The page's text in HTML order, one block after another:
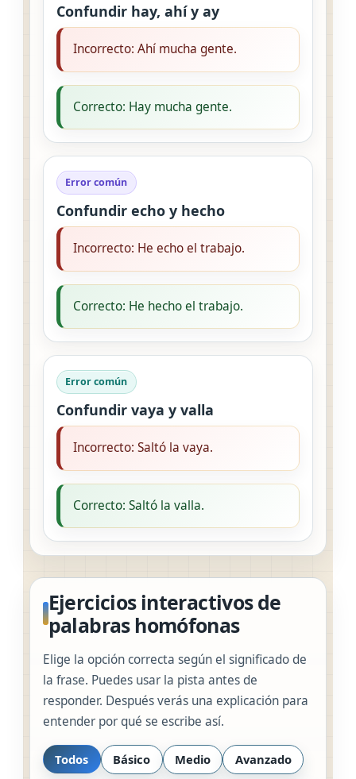
Confundir hay, ahí y ay
Incorrecto: Ahí mucha gente.
Correcto: Hay mucha gente.
Error común
Confundir echo y hecho
Incorrecto: He echo el trabajo.
Correcto: He hecho el trabajo.
Error común
Confundir vaya y valla
Incorrecto: Saltó la vaya.
Correcto: Saltó la valla.
Ejercicios interactivos de
palabras homófonas
Elige la opción correcta según el significado de
la frase. Puedes usar la pista antes de
responder. Después verás una explicación para
entender por qué se escribe así.
Todos Básico Medio Avanzado